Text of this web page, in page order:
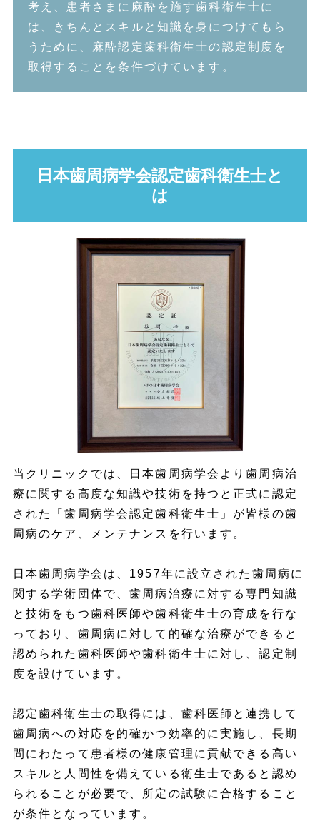
考え、患者さまに麻酔を施す歯科衛生士に
は、きちんとスキルと知識を身につけてもら
うために、麻酔認定歯科衛生士の認定制度を
取得することを条件づけています。
日本歯周病学会認定歯科衛生士と
は
当クリニックでは、日本歯周病学会より歯周病治
療に関する高度な知識や技術を持つと正式に認定
された「歯周病学会認定歯科衛生士」が皆様の歯
周病のケア、メンテナンスを行います。
日本歯周病学会は、1957年に設立された歯周病に
関する学術団体で、歯周病治療に対する専門知識
と技術をもつ歯科医師や歯科衛生士の育成を行な
っており、歯周病に対して的確な治療ができると
認められた歯科医師や歯科衛生士に対し、認定制
度を設けています。
認定歯科衛生士の取得には、歯科医師と連携して
歯周病への対応を的確かつ効率的に実施し、長期
間にわたって患者様の健康管理に貢献できる高い
スキルと人間性を備えている衛生士であると認め
られることが必要で、所定の試験に合格すること
が条件となっています。